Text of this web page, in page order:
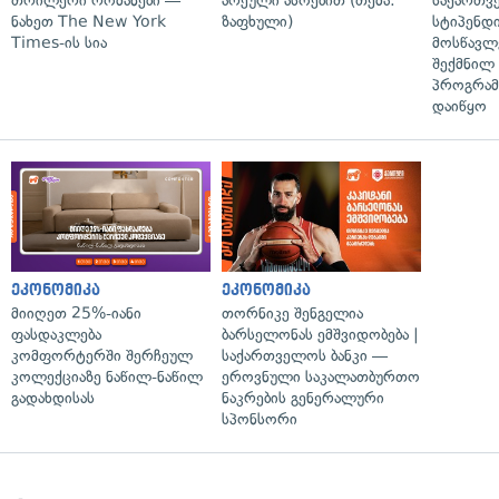
ნახეთ The New York
Times-ის სია
ზაფხული)
დაიწყო
ეკონომიკა
მიიღეთ 25%-იანი
ფასდაკლება
კომფორტერში შერჩეულ
კოლექციაზე ნაწილ-ნაწილ
გადახდისას
ეკონომიკა
თორნიკე შენგელია
ბარსელონას ემშვიდობება |
საქართველოს ბანკი —
ეროვნული საკალათბურთო
ნაკრების გენერალური
სპონსორი